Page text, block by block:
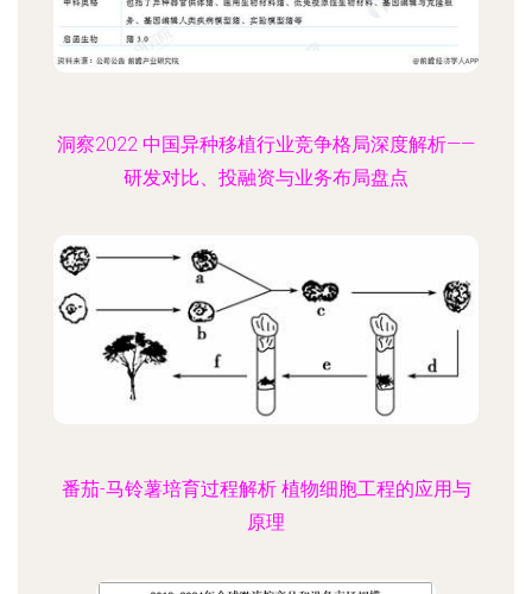
洞察2022 中国异种移植行业竞争格局深度解析——
研发对比、投融资与业务布局盘点
番茄-马铃薯培育过程解析 植物细胞工程的应用与
原理